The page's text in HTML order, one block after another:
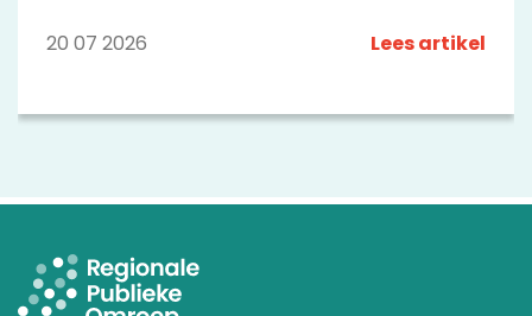
zetten een aantal opvallende programma's op
20 07 2026 Lees artikel